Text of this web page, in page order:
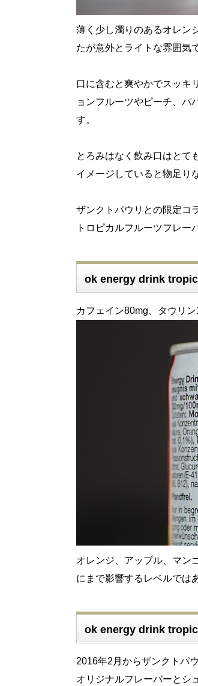
薄く少し濁りのあるオレン
たが意外とライトな雰囲気
口に含むと爽やかでスッキ
ョンフルーツやピーチ、パ
す。
とろみはなく飲み口はとて
イメージしていると物足り
ザンクトパウリとの限定コ
トロピカルフルーツフレー
ok energy drink
カフェイン80mg、タウリ
オレンジ、アップル、マン
にまで影響するレベルでは
ok energy drink
2016年2月からザンクトパ
オリジナルフレーバーとシ